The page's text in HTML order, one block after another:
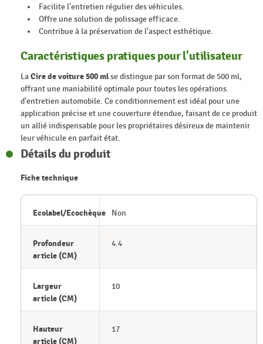
Facilite l'entretien régulier des véhicules.
Offre une solution de polissage efficace.
Contribue à la préservation de l'aspect esthétique.
Caractéristiques pratiques pour l'utilisateur
LaCire de voiture 500 mlse distingue par son format de 500 ml,
offrant une maniabilité optimale pour toutes les opérations
d'entretien automobile. Ce conditionnement est idéal pour une
application précise et une couverture étendue, faisant de ce produit
un allié indispensable pour les propriétaires désireux de maintenir
leur véhicule en parfait état.
Détails du produit
Fiche technique
Ecolabel/Ecochèque Non
Profondeur
article (CM)
4.4
Largeur
article (CM)
10
Hauteur
article (CM)
17